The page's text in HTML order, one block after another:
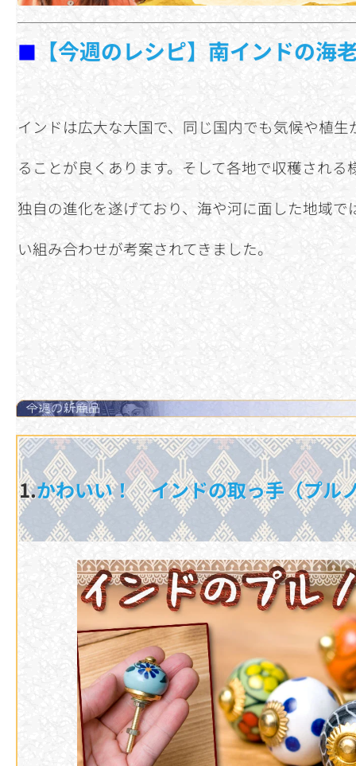
■ 【今週のレシピ】南インドの海
インドは広大な大国で、同じ国内でも気候や植生
ることが良くあります。そして各地で収穫され
独自の進化を遂げており、海や河に面した地域
い組み合わせが考案されてきました。
1.かわいい！ インドの取っ手（プル